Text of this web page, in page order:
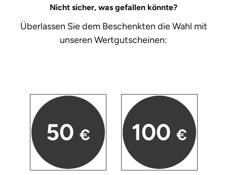
Nicht sicher, was gefallen könnte?
Überlassen Sie dem Beschenkten die Wahl mit
unseren Wertgutscheinen:
50 € 100 €